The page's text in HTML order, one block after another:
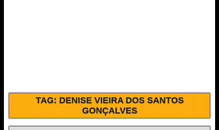
TAG:DENISE VIEIRA DOS SANTOS
GONÇALVES